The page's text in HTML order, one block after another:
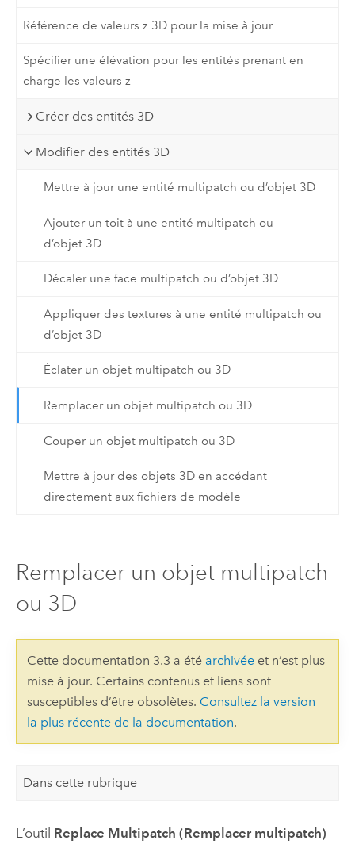
Référence de valeurs z 3D pour la mise à jour
Spécifier une élévation pour les entités prenant en
charge les valeurs z
Créer des entités 3D
Modifier des entités 3D
Mettre à jour une entité multipatch ou d’objet 3D
Ajouter un toit à une entité multipatch ou
d’objet 3D
Décaler une face multipatch ou d’objet 3D
Appliquer des textures à une entité multipatch ou
d’objet 3D
Éclater un objet multipatch ou 3D
Remplacer un objet multipatch ou 3D
Couper un objet multipatch ou 3D
Mettre à jour des objets 3D en accédant
directement aux fichiers de modèle
Remplacer un objet multipatch
ou 3D
Cette documentation 3.3 a été archivéeet n’est plus
mise à jour. Certains contenus et liens sont
susceptibles d’être obsolètes. Consultez la version
la plus récente de la documentation.
Dans cette rubrique
L’outil Replace Multipatch (Remplacer multipatch)